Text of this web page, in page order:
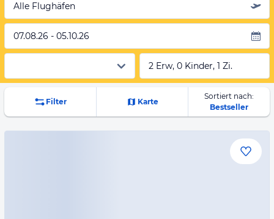
Alle Flughäfen
07.08.26 - 05.10.26
2 Erw, 0 Kinder, 1 Zi.
Filter Karte
Sortiert nach:
Bestseller